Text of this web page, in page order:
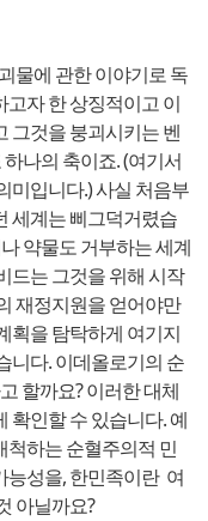
물에 관한 이야기로 독
자 한 상징적이고 이
그것을 붕괴시키는 벤
나의 축이죠. (여기서
미입니다.) 사실 처음부
세계는 삐그덕거렸습
약물도 거부하는 세계
드는 그것을 위해 시작
재정지원을 얻어야만
획을 탐탁하게 여기지
니다. 이데올로기의 순
할까요? 이러한 대체
확인할 수 있습니다. 예
하는 순혈주의적 민
능성을, 한민족이란 여
아닐까요?